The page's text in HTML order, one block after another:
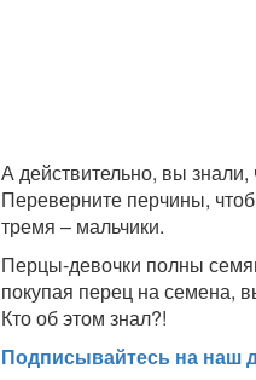
А действительно, вы знали,
Переверните перчины,
тремя – мальчики.
Перцы-девочки полны
покупая перец на семена,
Кто об этом знал?!
Подписывайтесь на наш